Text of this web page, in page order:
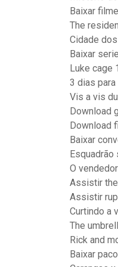
Baixar
The
Cidade
Baixar
Luke cage
3 dias
Vis a vis
Download
Download
Baixar
Esquadrão
O
Assistir
Assistir
Curtindo a
The
Rick and
Baixar